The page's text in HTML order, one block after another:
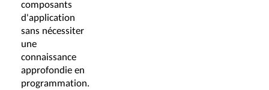
composants
d'application
sans nécessiter
une
connaissance
approfondie en
programmation.